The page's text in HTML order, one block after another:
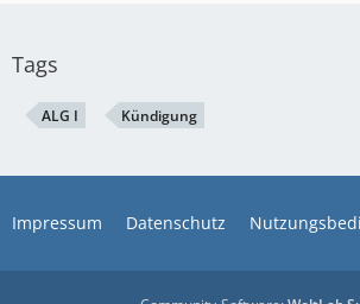
Tags
ALG I Kündigung
Impressum Datenschutz